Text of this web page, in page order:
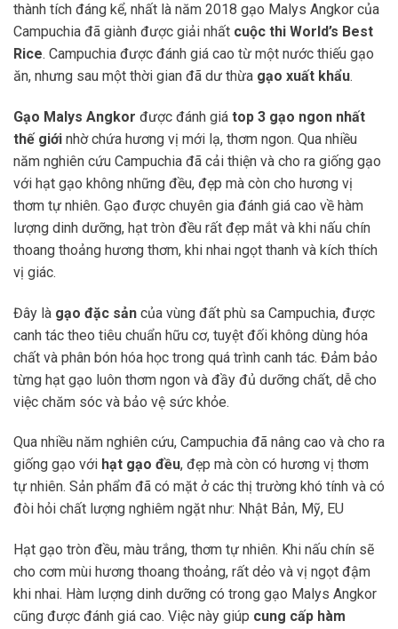
thành tích đáng kể, nhất là năm 2018 gạo Malys Angkor của
Campuchia đã giành được giải nhất cuộc thi World’s Best
Rice. Campuchia được đánh giá cao từ một nước thiếu gạo
ăn, nhưng sau một thời gian đã dư thừa gạo xuất khẩu.
Gạo Malys Angkor được đánh giá top 3 gạo ngon nhất
thế giới nhờ chứa hương vị mới lạ, thơm ngon. Qua nhiều
năm nghiên cứu Campuchia đã cải thiện và cho ra giống gạo
với hạt gạo không những đều, đẹp mà còn cho hương vị
thơm tự nhiên. Gạo được chuyên gia đánh giá cao về hàm
lượng dinh dưỡng, hạt tròn đều rất đẹp mắt và khi nấu chín
thoang thoảng hương thơm, khi nhai ngọt thanh và kích thích
vị giác.
Đây là gạo đặc sản của vùng đất phù sa Campuchia, được
canh tác theo tiêu chuẩn hữu cơ, tuyệt đối không dùng hóa
chất và phân bón hóa học trong quá trình canh tác. Đảm bảo
từng hạt gạo luôn thơm ngon và đầy đủ dưỡng chất, dễ cho
việc chăm sóc và bảo vệ sức khỏe.
Qua nhiều năm nghiên cứu, Campuchia đã nâng cao và cho ra
giống gạo với hạt gạo đều, đẹp mà còn có hương vị thơm
tự nhiên. Sản phẩm đã có mặt ở các thị trường khó tính và có
đòi hỏi chất lượng nghiêm ngặt như: Nhật Bản, Mỹ, EU
Hạt gạo tròn đều, màu trắng, thơm tự nhiên. Khi nấu chín sẽ
cho cơm mùi hương thoang thoảng, rất dẻo và vị ngọt đậm
khi nhai. Hàm lượng dinh dưỡng có trong gạo Malys Angkor
cũng được đánh giá cao. Việc này giúp cung cấp hàm